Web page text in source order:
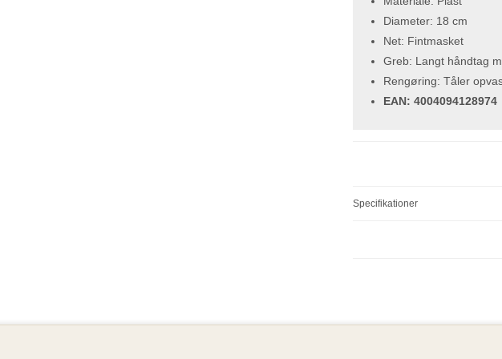
Diameter: 18 cm
Net: Fintmasket
Greb: Langt håndtag
Rengøring: Tåler
EAN: 4004094128974
Specifikationer